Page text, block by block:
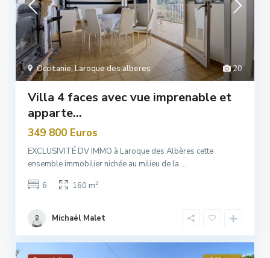
20
Occitanie,Laroque des alberes
Villa 4 faces avec vue imprenable et
apparte...
349 800 Euros
EXCLUSIVITÉ DV IMMO à Laroque des Albères cette
ensemble immobilier nichée au milieu de la...
6
160 m2
Michaël Malet